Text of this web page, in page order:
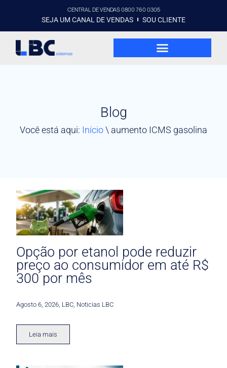
CENTRAL DE VENDAS 0800 760 0305
SEJA UM CANAL DE VENDAS SOU CLIENTE
Blog
Você está aqui: Início\ aumento ICMS gasolina
Opção por etanol pode reduzir
preço ao consumidor em até R$
300 por mês
Agosto 6, 2026 LBC Noticias LBC
Leia mais